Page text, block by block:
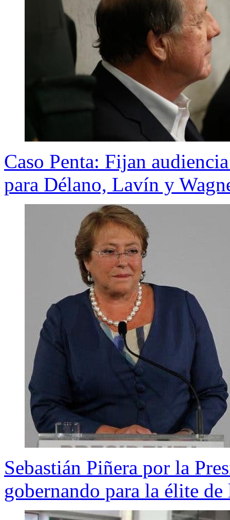
Caso Penta: Fijan
para Délano, Lavín y
Sebastián Piñera por la
gobernando para la élite